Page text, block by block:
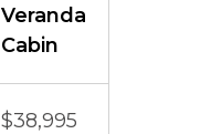
Veranda
Cabin
$38,995